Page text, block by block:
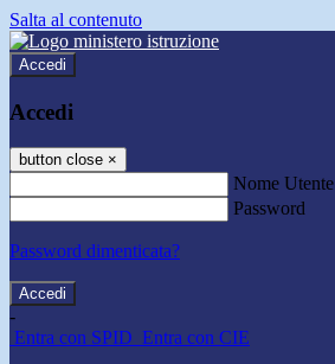
Salta al contenuto
Accedi
Accedi
button close ×
Nome Utente
Password
Password dimenticata?
-
Entra con SPID Entra con CIE